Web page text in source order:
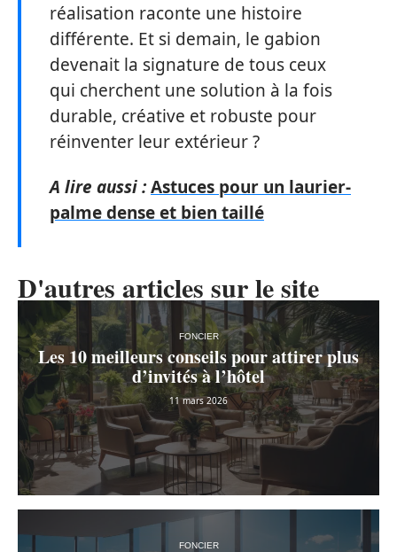
réalisation raconte une histoire
différente. Et si demain, le gabion
devenait la signature de tous ceux
qui cherchent une solution à la fois
durable, créative et robuste pour
réinventer leur extérieur ?
A lire aussi :Astuces pour un laurier-
palme dense et bien taillé
D'autres articles sur le site
FONCIER
Les 10 meilleurs conseils pour attirer plus
d’invités à l’hôtel
11 mars 2026
FONCIER